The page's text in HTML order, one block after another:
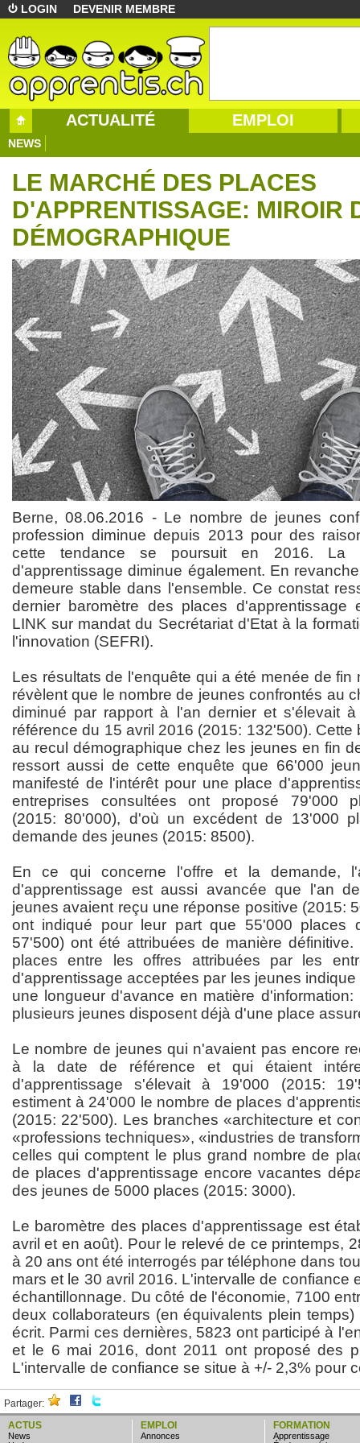
LOGIN DEVENIR MEMBRE
ACTUALITÉ EMPLOI
NEWS
LE MARCHÉ DES PLACES
D'APPRENTISSAGE: MIROIR
DÉMOGRAPHIQUE
Berne, 08.06.2016 - Le nombre de jeunes
profession diminue depuis 2013 pour des
cette tendance se poursuit en 2016. La
d'apprentissage diminue également. En
demeure stable dans l'ensemble. Ce constat
dernier baromètre des places d'apprentissage
LINK sur mandat du Secrétariat d'Etat à la
l'innovation (SEFRI).
Les résultats de l'enquête qui a été menée de fin
révèlent que le nombre de jeunes confrontés au
diminué par rapport à l'an dernier et s'élevait
référence du 15 avril 2016 (2015: 132'500). Cette
au recul démographique chez les jeunes en fin
ressort aussi de cette enquête que 66'000
manifesté de l'intérêt pour une place
entreprises consultées ont proposé 79'000
(2015: 80'000), d'où un excédent de 13'000
demande des jeunes (2015: 8500).
En ce qui concerne l'offre et la demande,
d'apprentissage est aussi avancée que l'an
jeunes avaient reçu une réponse positive (2015:
ont indiqué pour leur part que 55'000 places
57'500) ont été attribuées de manière
places entre les offres attribuées par les
d'apprentissage acceptées par les jeunes
une longueur d'avance en matière
plusieurs jeunes disposent déjà d'une place
Le nombre de jeunes qui n'avaient pas encore
à la date de référence et qui étaient
d'apprentissage s'élevait à 19'000 (2015:
estiment à 24'000 le nombre de places
(2015: 22'500). Les branches «architecture et
«professions techniques», «industries de
celles qui comptent le plus grand nombre de
de places d'apprentissage encore vacantes
des jeunes de 5000 places (2015: 3000).
Le baromètre des places d'apprentissage est
avril et en août). Pour le relevé de ce printemps,
à 20 ans ont été interrogés par téléphone dans
mars et le 30 avril 2016. L'intervalle de confiance
échantillonnage. Du côté de l'économie, 7100
deux collaborateurs (en équivalents plein
écrit. Parmi ces dernières, 5823 ont participé à
et le 6 mai 2016, dont 2011 ont proposé des
L'intervalle de confiance se situe à +/- 2,3% pour
Partager:
ACTUS
news
EMPLOI
annonces
FORMATION
apprentissage